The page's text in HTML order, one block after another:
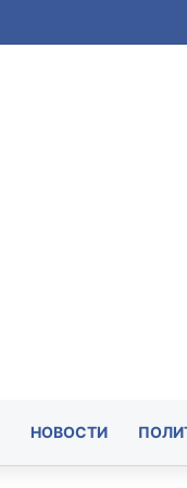
НОВОСТИ